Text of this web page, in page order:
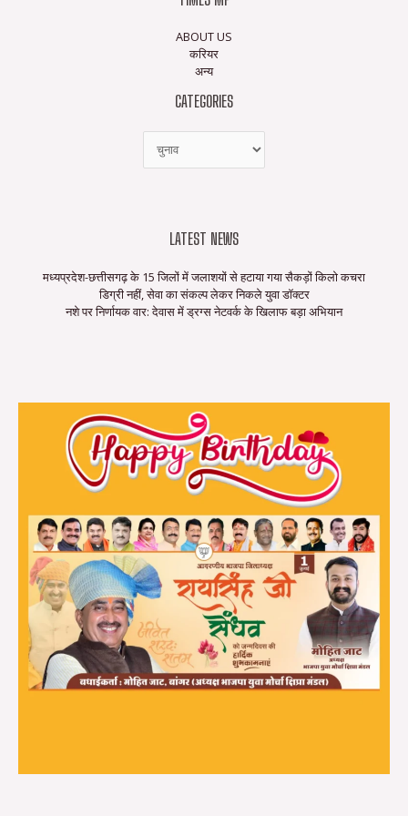
ABOUT US
करियर
अन्य
CATEGORIES
LATEST NEWS
मध्यप्रदेश-छत्तीसगढ़ के 15 जिलों में जलाशयों से हटाया गया सैकड़ों किलो कचरा
डिग्री नहीं, सेवा का संकल्प लेकर निकले युवा डॉक्टर
नशे पर निर्णायक वार: देवास में ड्रग्स नेटवर्क के खिलाफ बड़ा अभियान